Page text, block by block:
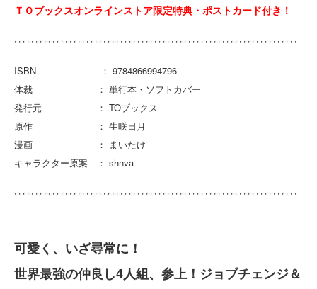
ＴＯブックスオンラインストア限定特典・ポストカード付き！
ISBN ： 9784866994796
体裁 ： 単行本・ソフトカバー
発行元 ： TOブックス
原作 ： 生咲日月
漫画 ： まいたけ
キャラクター原案 ： shnva
可愛く、いざ尋常に！
世界最強の仲良し4人組、参上！ジョブチェンジ＆